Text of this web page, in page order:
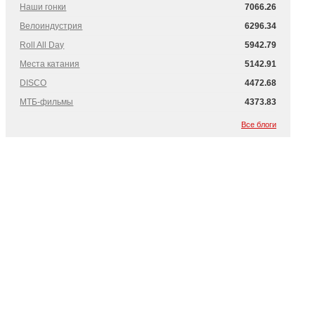
Наши гонки
7066.26
Велоиндустрия
6296.34
Roll All Day
5942.79
Места катания
5142.91
DISCO
4472.68
МТБ-фильмы
4373.83
Все блоги